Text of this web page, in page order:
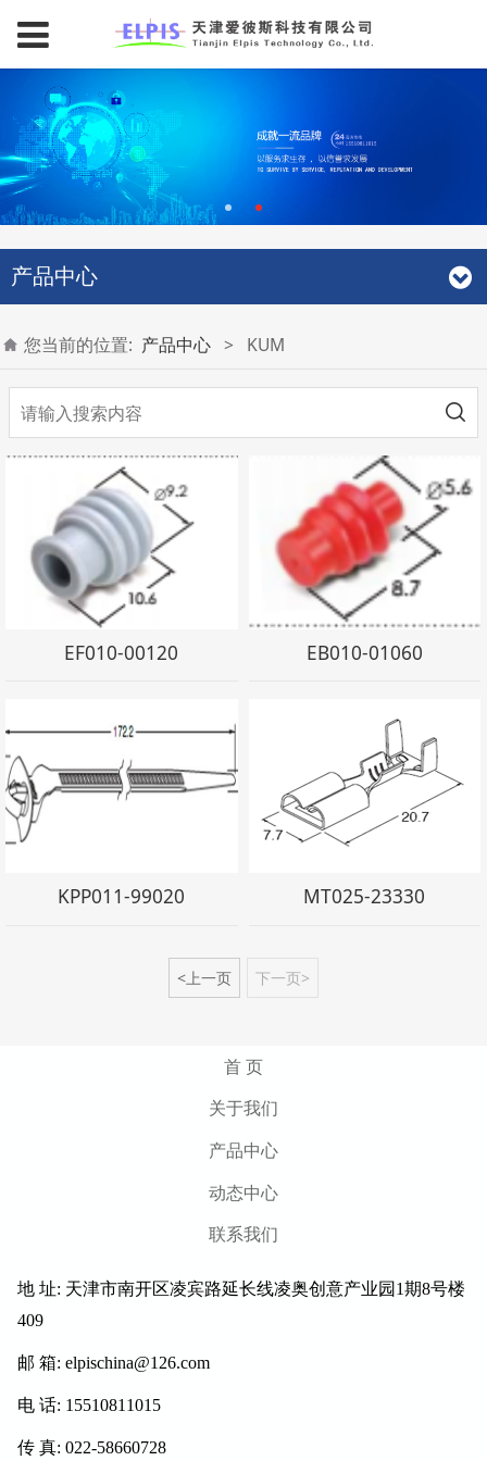
产品中心
您当前的位置: 产品中心 > KUM
EF010-00120 EB010-01060
KPP011-99020 MT025-23330
<上一页 下一页>
首 页
关于我们
产品中心
动态中心
联系我们
地 址: 天津市南开区凌宾路延长线凌奥创意产业园1期8号楼
409
邮 箱: elpischina@126.com
电 话: 15510811015
传 真: 022-58660728